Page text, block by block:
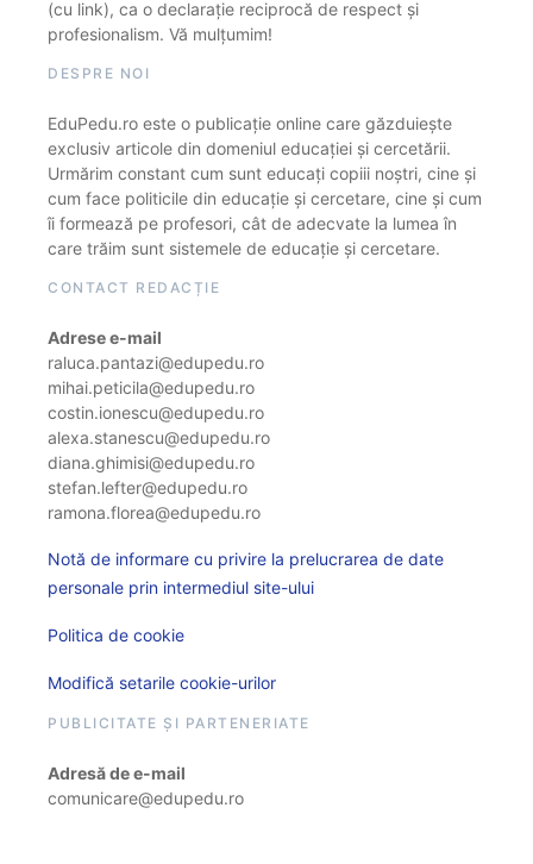
(cu link), ca o declarație reciprocă de respect și
profesionalism. Vă mulțumim!
DESPRE NOI
EduPedu.ro este o publicație online care găzduiește
exclusiv articole din domeniul educației și cercetării.
Urmărim constant cum sunt educați copiii noștri, cine și
cum face politicile din educație și cercetare, cine și cum
îi formează pe profesori, cât de adecvate la lumea în
care trăim sunt sistemele de educație și cercetare.
CONTACT REDACȚIE
Adrese e-mail
raluca.pantazi@edupedu.ro
mihai.peticila@edupedu.ro
costin.ionescu@edupedu.ro
alexa.stanescu@edupedu.ro
diana.ghimisi@edupedu.ro
stefan.lefter@edupedu.ro
ramona.florea@edupedu.ro
Notă de informare cu privire la prelucrarea de date
personale prin intermediul site-ului
Politica de cookie
Modifică setarile cookie-urilor
PUBLICITATE ȘI PARTENERIATE
Adresă de e-mail
comunicare@edupedu.ro